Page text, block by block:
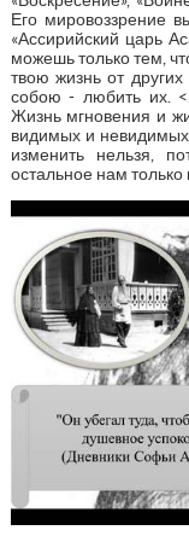
Его мировоззрение
«Ассирийский царь
можешь только тем,
твою жизнь от
собою - любить их.
Жизнь мгновения и
видимых и
изменить нельзя,
остальное нам только